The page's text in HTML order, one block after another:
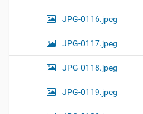
JPG-0116.jpeg
JPG-0117.jpeg
JPG-0118.jpeg
JPG-0119.jpeg